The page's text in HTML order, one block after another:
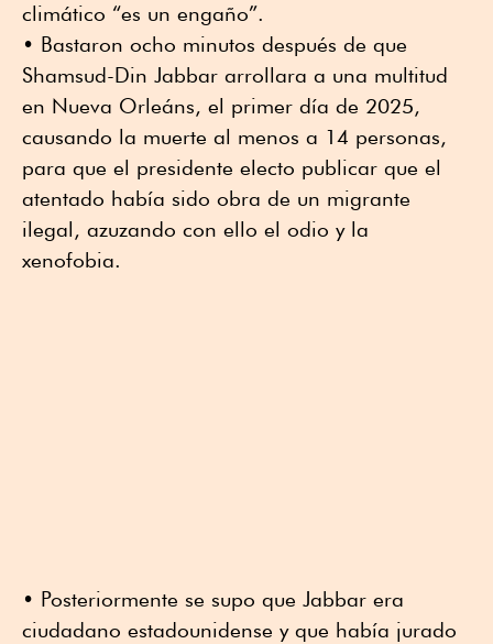
climático “es un engaño”.
• Bastaron ocho minutos después de que
Shamsud-Din Jabbar arrollara a una multitud
en Nueva Orleáns, el primer día de 2025,
causando la muerte al menos a 14 personas,
para que el presidente electo publicar que el
atentado había sido obra de un migrante
ilegal, azuzando con ello el odio y la
xenofobia.
• Posteriormente se supo que Jabbar era
ciudadano estadounidense y que había jurado